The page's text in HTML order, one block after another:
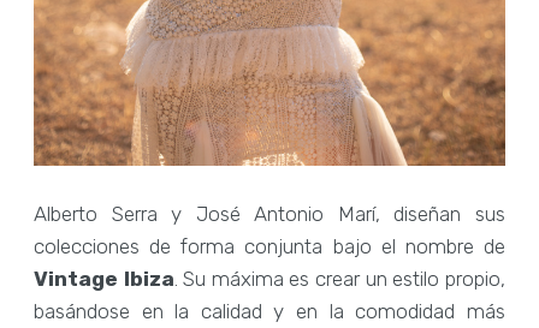
Alberto Serra y José Antonio Marí, diseñan sus
colecciones de forma conjunta bajo el nombre de
Vintage Ibiza. Su máxima es crear un estilo propio,
basándose en la calidad y en la comodidad más